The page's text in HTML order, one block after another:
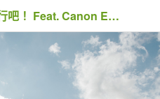
來一場有質感的登山旅行吧！ Feat. Canon EOS R5 Mark II